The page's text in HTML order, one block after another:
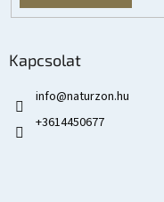
Kapcsolat
info@naturzon.hu
+3614450677